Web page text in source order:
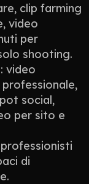
clip farming
video
per
shooting.
video
social,
per sito e
di